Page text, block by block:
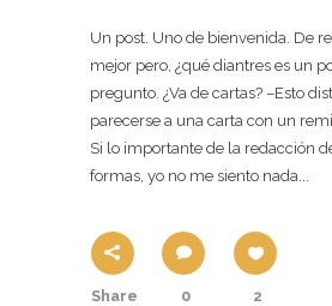
Un post. Uno de bienvenida. De
mejor pero, ¿qué diantres es un
pregunto. ¿Va de cartas? –Esto
parecerse a una carta con un
Si lo importante de la redacción
formas, yo no me siento nada...
Share 0 2